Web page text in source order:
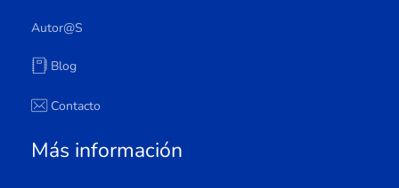
Autor@s
Blog
Contacto
Más información